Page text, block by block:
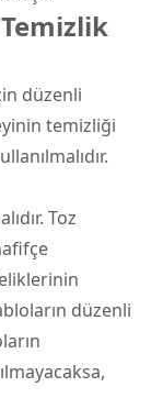
düzenli
temizliği
Toz
düzenli